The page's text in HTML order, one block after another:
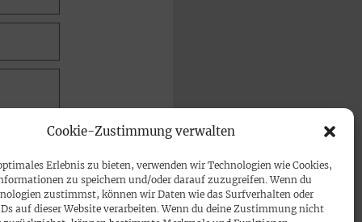
Cookie-Zustimmung verwalten
Erlebnis zu bieten, verwenden wir Technologien wie Cookies,
zu speichern und/oder darauf zuzugreifen. Wenn du
zustimmst, können wir Daten wie das Surfverhalten oder
auf dieser Website verarbeiten. Wenn du deine Zustimmung nicht